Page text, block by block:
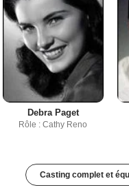
Debra Paget
Rôle : Cathy Reno
Casting complet et